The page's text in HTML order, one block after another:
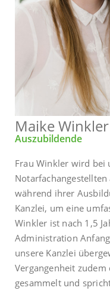
Maike Winkler
Auszubildende
Frau Winkler wird bei
während ihrer
Kanzlei, um eine
Winkler ist nach 1,5
Administration
unsere Kanzlei
Vergangenheit
gesammelt und